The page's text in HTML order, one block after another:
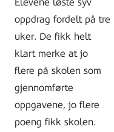
oppdrag fordelt på tre
uker. De fikk helt
klart merke at jo
flere på skolen som
gjennomførte
oppgavene, jo flere
poeng fikk skolen.